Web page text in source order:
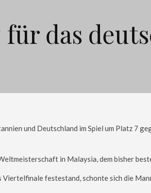
das
und Deutschland im Spiel um Platz 7
in Malaysia, dem bisher
Viertelfinale festestand, schonte sich die